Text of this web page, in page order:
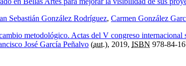
Sebastián González Rodríguez, Carmen González
metodológico. Actas del V congreso
José García Peñalvo (aut.), 2019, ISBN 978-84-